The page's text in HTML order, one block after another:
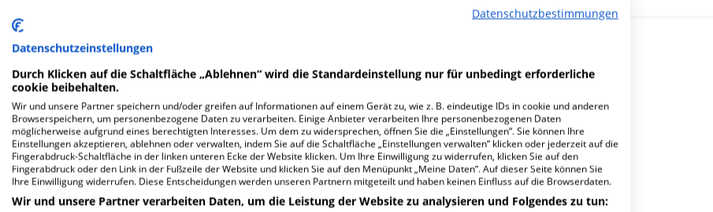
FAQ
Hier ﬁnden Sie häuﬁg gestellte Fragen zu dieser Klinik.
Wie lautet die Adresse von berliner MundArt MVZ GmbH?
Hauptstr. 23-24
10827 Berlin
Datenschutzbestimmungen
Datenschutzeinstellungen
Durch Klicken auf die Schaltfläche „Ablehnen“ wird die Standardeinstellung nur für unbedingt erforderliche
cookie beibehalten.
Wir und unsere Partner speichern und/oder greifen auf Informationen auf einem Gerät zu, wie z. B. eindeutige IDs in cookie und anderen
Browserspeichern, um personenbezogene Daten zu verarbeiten. Einige Anbieter verarbeiten Ihre personenbezogenen Daten
möglicherweise aufgrund eines berechtigten Interesses. Um dem zu widersprechen, öffnen Sie die „Einstellungen“. Sie können Ihre
Einstellungen akzeptieren, ablehnen oder verwalten, indem Sie auf die Schaltfläche „Einstellungen verwalten“ klicken oder jederzeit auf die
Fingerabdruck-Schaltfläche in der linken unteren Ecke der Website klicken. Um Ihre Einwilligung zu widerrufen, klicken Sie auf den
Fingerabdruck oder den Link in der Fußzeile der Website und klicken Sie auf den Menüpunkt „Meine Daten“. Auf dieser Seite können Sie
Ihre Einwilligung widerrufen. Diese Entscheidungen werden unseren Partnern mitgeteilt und haben keinen Einfluss auf die Browserdaten.
Wir und unsere Partner verarbeiten Daten, um die Leistung der Website zu analysieren und Folgendes zu tun: